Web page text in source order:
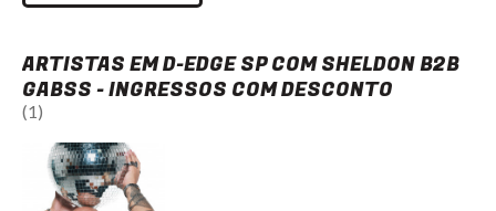
ARTISTAS EM D-EDGE SP COM SHELDON B2B
GABSS - INGRESSOS COM DESCONTO
(1)